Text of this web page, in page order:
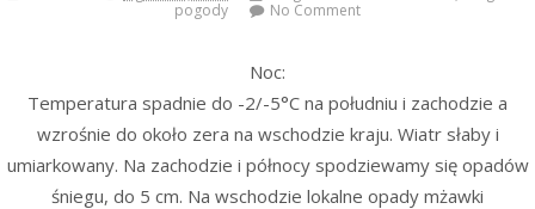
pogody
No Comment
Noc:
Temperatura spadnie do -2/-5°C na południu i zachodzie a
wzrośnie do około zera na wschodzie kraju. Wiatr słaby i
umiarkowany. Na zachodzie i północy spodziewamy się opadów
śniegu, do 5 cm. Na wschodzie lokalne opady mżawki